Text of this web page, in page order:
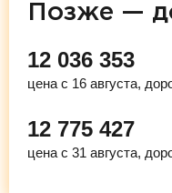
Позже —
12 036 353
цена с 16 августа,
12 775 427
цена с 31 августа,